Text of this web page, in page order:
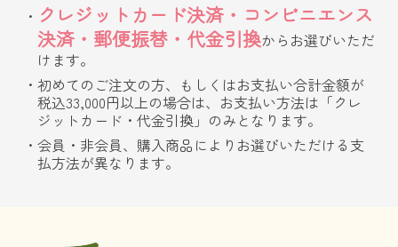
クレジットカード決済・コンビニエンス
決済・郵便振替・代金引換からお選びいただ
けます。
初めてのご注文の方、もしくはお支払い合計金額が
税込33,000円以上の場合は、お支払い方法は「クレ
ジットカード・代金引換」のみとなります。
会員・非会員、購入商品によりお選びいただける支
払方法が異なります。